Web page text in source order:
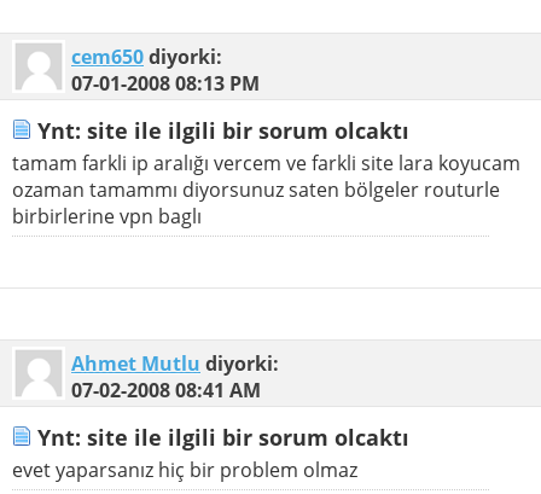
cem650diyorki:
07-01-200808:13 PM
Ynt: site ile ilgili bir sorum olcaktı
tamam farkli ip aralığı vercem ve farkli site lara koyucam
ozaman tamammı diyorsunuz saten bölgeler routurle
birbirlerine vpn baglı
Ahmet Mutlu diyorki:
07-02-200808:41 AM
Ynt: site ile ilgili bir sorum olcaktı
evet yaparsanız hiç bir problem olmaz